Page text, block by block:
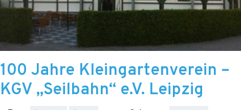
100 Jahre Kleingartenverein –
KGV „Seilbahn“ e.V. Leipzig